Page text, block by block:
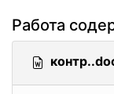
Работа